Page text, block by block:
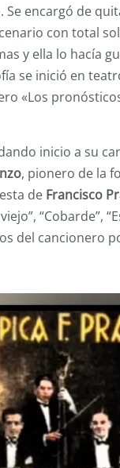
encargó de
con total
y ella lo hacía
se inició en
«Los
inicio a su
, pionero de la
de Francisco
del cancionero